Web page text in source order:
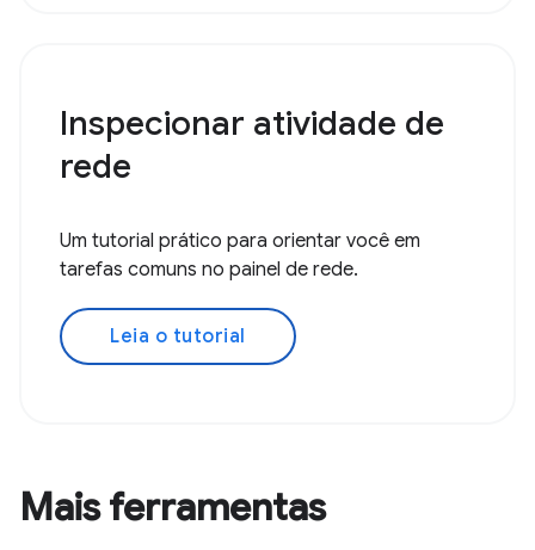
Inspecionar atividade de
rede
Um tutorial prático para orientar você em
tarefas comuns no painel de rede.
Leia o tutorial
Mais ferramentas